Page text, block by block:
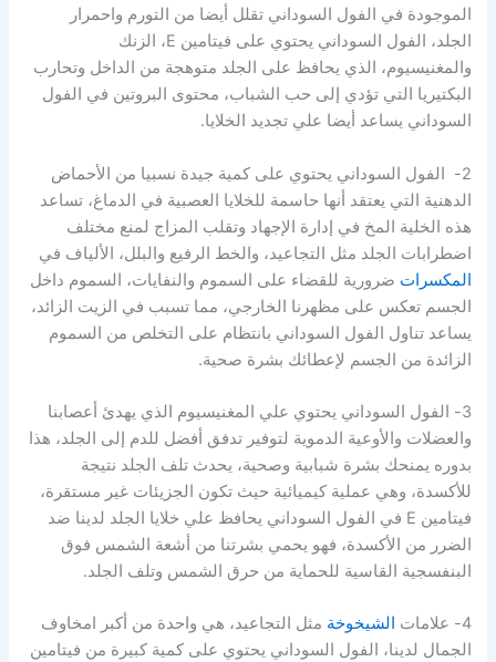
الموجودة في الفول السوداني تقلل أيضا من التورم واحمرار
الجلد، الفول السوداني يحتوي على فيتامين E، الزنك
والمغنيسيوم، الذي يحافظ على الجلد متوهجة من الداخل وتحارب
البكتيريا التي تؤدي إلى حب الشباب، محتوى البروتين في الفول
السوداني يساعد أيضا علي تجديد الخلايا.
2- الفول السوداني يحتوي على كمية جيدة نسبيا من الأحماض
الدهنية التي يعتقد أنها حاسمة للخلايا العصبية في الدماغ، تساعد
هذه الخلية المخ في إدارة الإجهاد وتقلب المزاج لمنع مختلف
اضطرابات الجلد مثل التجاعيد، والخط الرفيع والبلل، الألياف في
المكسرات ضرورية للقضاء على السموم والنفايات، السموم داخل
الجسم تعكس على مظهرنا الخارجي، مما تسبب في الزيت الزائد،
يساعد تناول الفول السوداني بانتظام على التخلص من السموم
الزائدة من الجسم لإعطائك بشرة صحية.
3- الفول السوداني يحتوي علي المغنيسيوم الذي يهدئ أعصابنا
والعضلات والأوعية الدموية لتوفير تدفق أفضل للدم إلى الجلد، هذا
بدوره يمنحك بشرة شبابية وصحية، يحدث تلف الجلد نتيجة
للأكسدة، وهي عملية كيميائية حيث تكون الجزيئات غير مستقرة،
فيتامين E في الفول السوداني يحافظ علي خلايا الجلد لدينا ضد
الضرر من الأكسدة، فهو يحمي بشرتنا من أشعة الشمس فوق
البنفسجية القاسية للحماية من حرق الشمس وتلف الجلد.
4- علامات الشيخوخة مثل التجاعيد، هي واحدة من أكبر امخاوف
الجمال لدينا، الفول السوداني يحتوي على كمية كبيرة من فيتامين